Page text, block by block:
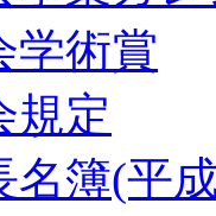
学術賞
規定
名簿(平